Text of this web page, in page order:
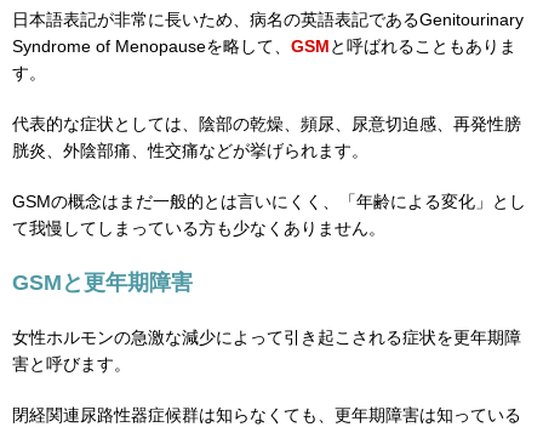
日本語表記が非常に長いため、病名の英語表記であるGenitourinary
Syndrome of Menopauseを略して、 GSMと呼ばれることもありま
す。
代表的な症状としては、陰部の乾燥、頻尿、尿意切迫感、再発性膀
胱炎、外陰部痛、性交痛などが挙げられます。
GSMの概念はまだ一般的とは言いにくく、「年齢による変化」とし
て我慢してしまっている方も少なくありません。
GSMと更年期障害
女性ホルモンの急激な減少によって引き起こされる症状を更年期障
害と呼びます。
閉経関連尿路性器症候群は知らなくても、更年期障害は知っている